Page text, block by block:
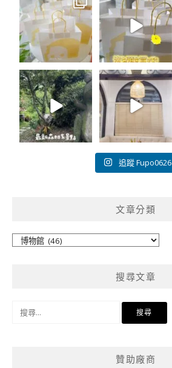
追蹤 Fupo0626
文章分類
搜尋文章
贊助廠商